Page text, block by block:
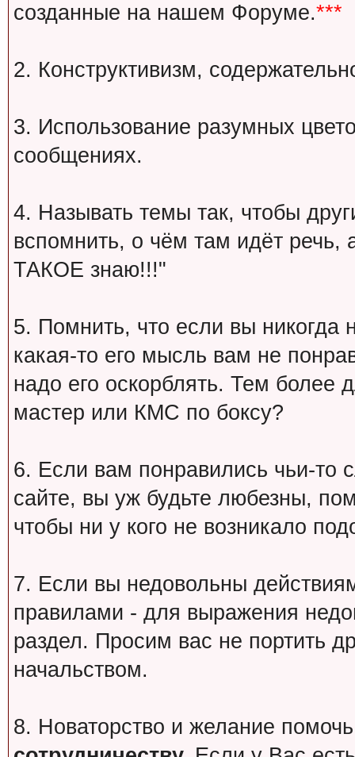
созданные на нашем Форуме.***
2. Конструктивизм,
3. Использование разумных
сообщениях.
4. Называть темы так, чтобы
вспомнить, о чём там идёт речь,
ТАКОЕ знаю!!!"
5. Помнить, что если вы никогда
какая-то его мысль вам не
надо его оскорблять. Тем более
мастер или КМС по боксу?
6. Если вам понравились чьи-то
сайте, вы уж будьте любезны,
чтобы ни у кого не возникало
7. Если вы недовольны
правилами - для выражения
раздел. Просим вас не портить
начальством.
8. Новаторство и желание